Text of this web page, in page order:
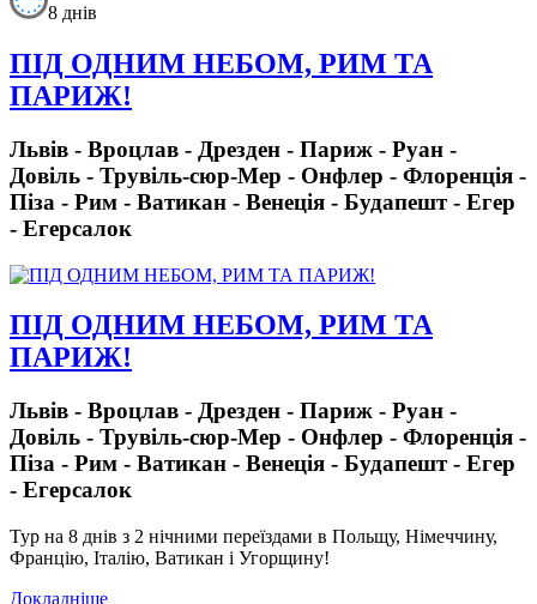
8 днів
ПІД ОДНИМ НЕБОМ, РИМ ТА
ПАРИЖ!
Львів - Вроцлав - Дрезден - Париж - Руан -
Довіль - Трувіль-сюр-Мер - Онфлер - Флоренція -
Піза - Рим - Ватикан - Венеція - Будапешт - Егер
- Егерсалок
ПІД ОДНИМ НЕБОМ, РИМ ТА
ПАРИЖ!
Львів - Вроцлав - Дрезден - Париж - Руан -
Довіль - Трувіль-сюр-Мер - Онфлер - Флоренція -
Піза - Рим - Ватикан - Венеція - Будапешт - Егер
- Егерсалок
Тур на 8 днів з 2 нічними переїздами в Польщу, Німеччину,
Францію, Італію, Ватикан і Угорщину!
Докладніше